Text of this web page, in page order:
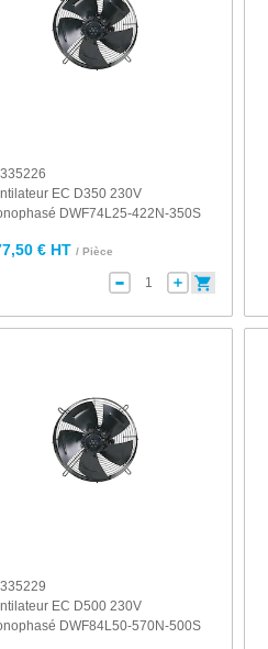
EC D350 230V
DWF74L25-422N-350S
€ HT / Pièce
EC D500 230V
DWF84L50-570N-500S